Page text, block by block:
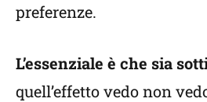
preferenze.
L’essenziale è che sia
quell’effetto vedo non